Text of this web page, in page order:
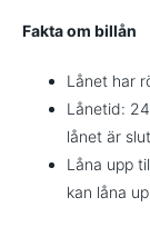
Fakta om billån
Lånet har
Lånetid:
lånet är
Låna upp
kan låna